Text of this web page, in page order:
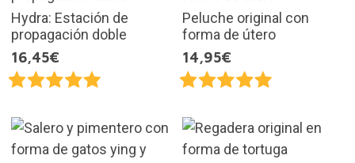
Hydra: Estación de
propagación doble
16,45€
Peluche original con
forma de útero
14,95€